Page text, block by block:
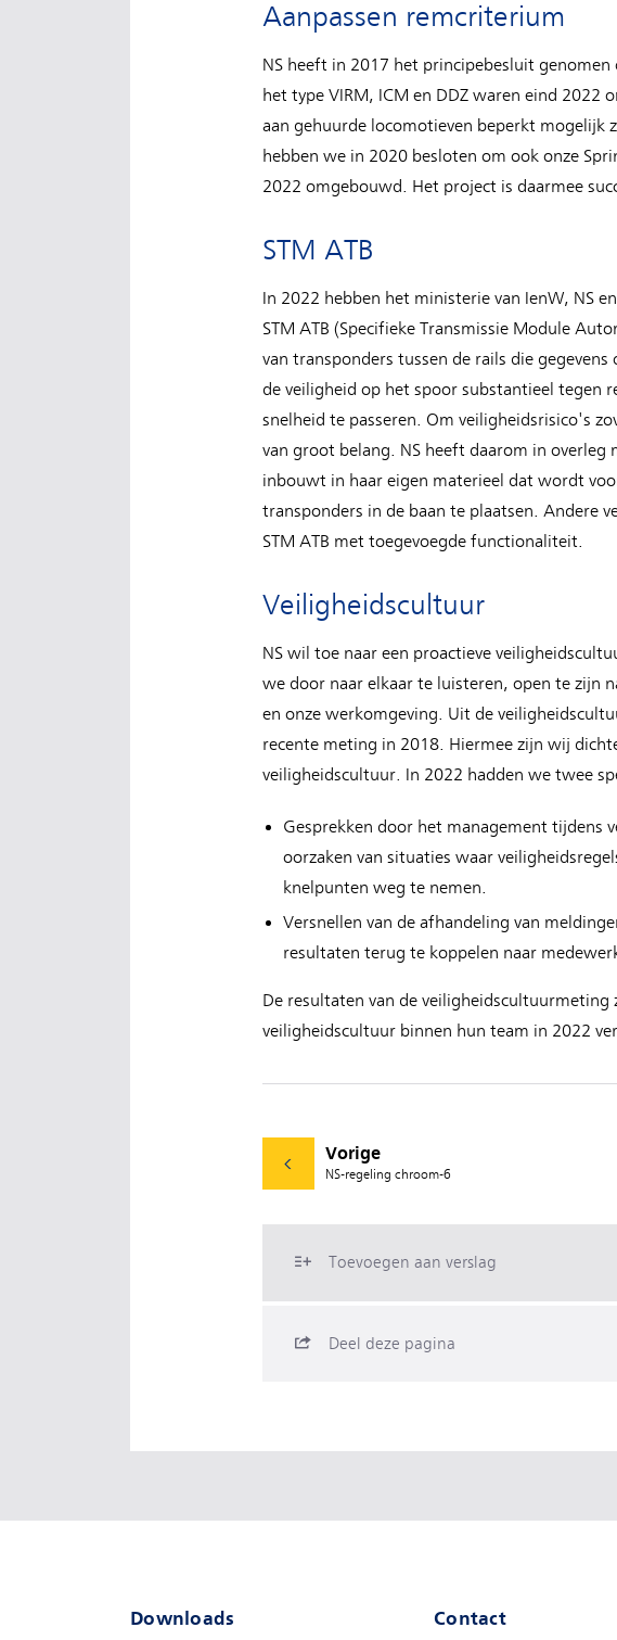
Aanpassen remcriterium
NS heeft in 2017 het principebesluit
het type VIRM, ICM en DDZ waren eind 2022
aan gehuurde locomotieven beperkt mogelijk
hebben we in 2020 besloten om ook onze
2022 omgebouwd. Het project is daarmee
STM ATB
In 2022 hebben het ministerie van IenW, NS
STM ATB (Specifieke Transmissie Module
van transponders tussen de rails die
de veiligheid op het spoor substantieel tegen
snelheid te passeren. Om veiligheidsrisico's
van groot belang. NS heeft daarom in overleg
inbouwt in haar eigen materieel dat wordt
transponders in de baan te plaatsen. Andere
STM ATB met toegevoegde functionaliteit.
Veiligheidscultuur
NS wil toe naar een proactieve
we door naar elkaar te luisteren, open te zijn
en onze werkomgeving. Uit de
recente meting in 2018. Hiermee zijn wij
veiligheidscultuur. In 2022 hadden we twee
Gesprekken door het management tijdens
oorzaken van situaties waar
knelpunten weg te nemen.
Versnellen van de afhandeling van
resultaten terug te koppelen naar
De resultaten van de
veiligheidscultuur binnen hun team in 2022
Vorige
NS-regeling chroom-6
Toevoegen aan verslag
Deel deze pagina
Downloads Contact